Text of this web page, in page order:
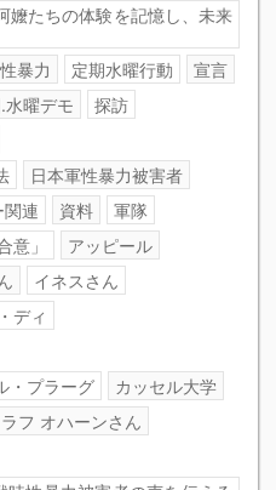
嬤たちの体験を記憶し、未来
暴力 定期水曜行動
宣言
曜デモ
探訪
日本軍性暴力被害者
連
資料
軍隊
意」
アッピール
イネスさん
ディ
・プラーグ
カッセル大学
フ オハーンさん